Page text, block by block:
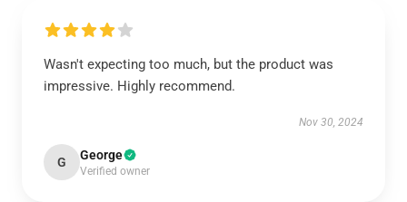
Wasn't expecting too much, but the product was
impressive. Highly recommend.
Nov 30, 2024
G George
Verified owner